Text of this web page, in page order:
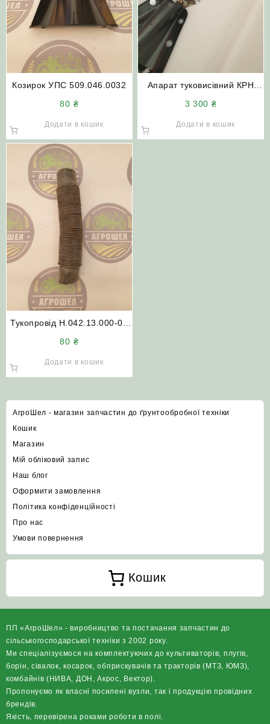
Козирок УПС 509.046.0032
80 ₴
Додати в кошик
Апарат туковисівний КРН
3 300 ₴
Додати в кошик
Тукопровід Н.042.13.000-01
80 ₴
Додати в кошик
АгроШел - магазин запчастин до ґрунтообробної техніки
Кошик
Магазин
Мій обліковий запис
Наш блог
Оформити замовлення
Політика конфіденційності
Про нас
Умови повернення
Кошик
ПП «АгроШел» - виробництво та постачання запчастин до
сільськогосподарської техніки з 2002 року.
Ми спеціалізуємося на комплектуючих до культиваторів, плугів,
борін, сівалок, косарок, обприскувачів та тракторів (МТЗ, ЮМЗ),
комбайнів (НИВА, ДОН, Акрос, Вектор).
Пропонуємо як власні посилені вузли, так і продукцію провідних
брендів.
Якість, перевірена роками роботи в полі.